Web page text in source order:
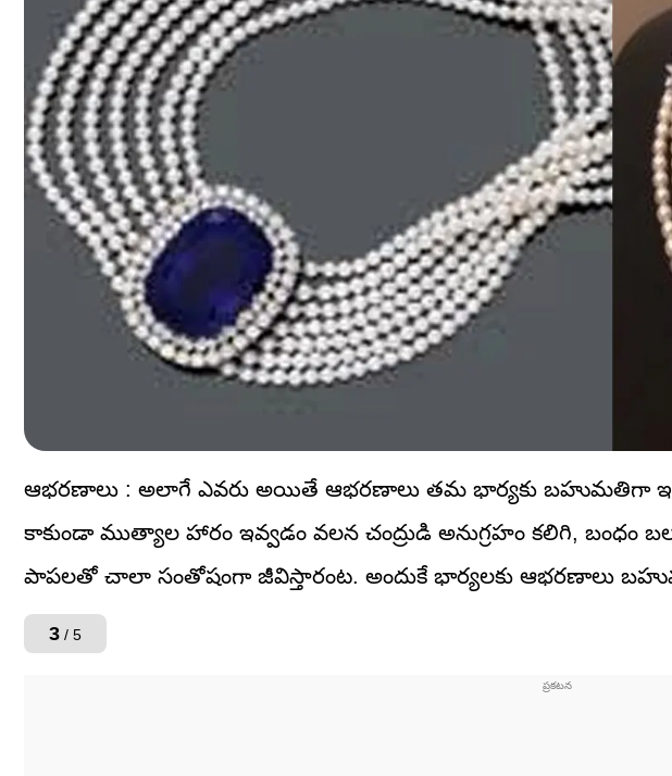
ఆభరణాలు : అలాగే ఎవరు అయితే ఆభరణాలు తమ భార్యకు బహుమతిగా
కాకుండా ముత్యాల హారం ఇవ్వడం వలన చంద్రుడి అనుగ్రహం కలిగి, బంధం
పాపలతో చాలా సంతోషంగా జీవిస్తారంట. అందుకే భార్యలకు ఆభరణాలు
3 / 5